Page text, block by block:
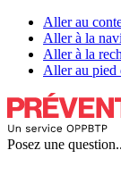
Aller au
Aller à la
Aller à la
Aller au pied
Posez une